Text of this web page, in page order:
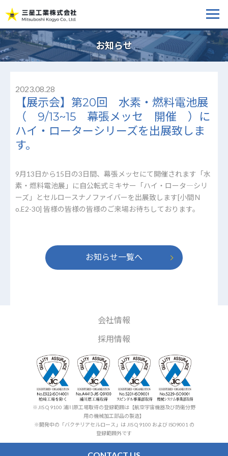
お知らせ
2023.08.28
【展示会】第20回 水素・燃料電池展
（ 9/13~15 幕張メッセ 開催 ）に
ハイ・ローターシリーズを出展致しま
す。
9月13日から15日の3日間、幕張メッセにて開催されます「水
素・燃料電池展」に自公転式ミキサー「ハイ・ロータ―シリ
ーズ」とセルロースナノファイバーを出展致します[小間Ｎ
o.E2-30] 皆様の皆様の皆様のご来場お待ちしております。
お知らせ一覧へ
会社情報
採用情報
※JIS Q 9100 浦川原工場取得の登録範囲は【航空宇宙機器及び防衛分野
用の機械加工部品の製造】
※開発中の「バクテリアセルロース」は JIS Q 9100 および ISO9001 の
登録範囲外です